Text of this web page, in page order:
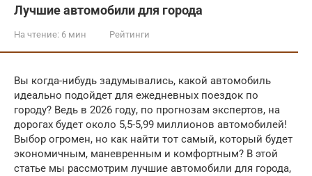
Лучшие автомобили для города
На чтение: 6 мин Рейтинги
Вы когда-нибудь задумывались, какой автомобиль
идеально подойдет для ежедневных поездок по
городу? Ведь в 2026 году, по прогнозам экспертов, на
дорогах будет около 5,5-5,99 миллионов автомобилей!
Выбор огромен, но как найти тот самый, который будет
экономичным, маневренным и комфортным? В этой
статье мы рассмотрим лучшие автомобили для города,